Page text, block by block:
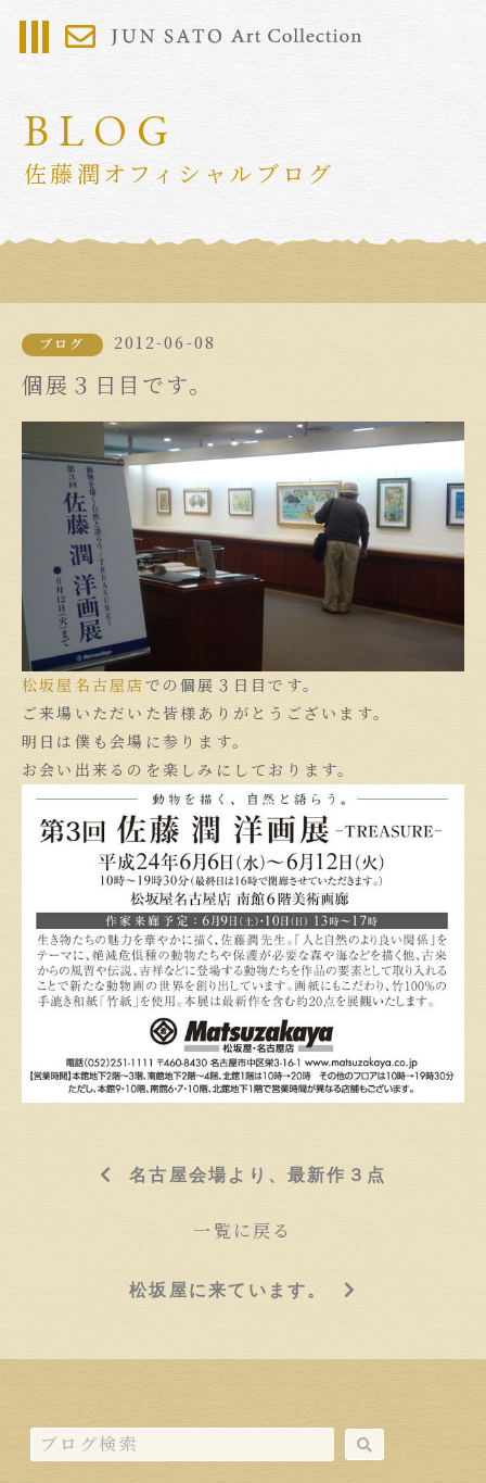
BLOG
佐藤潤オフィシャルブログ
ブログ 2012-06-08
個展３日目です。
松坂屋名古屋店での個展３日目です。
ご来場いただいた皆様ありがとうございます。
明日は僕も会場に参ります。
お会い出来るのを楽しみにしております。
名古屋会場より、最新作３点
一覧に戻る
松坂屋に来ています。